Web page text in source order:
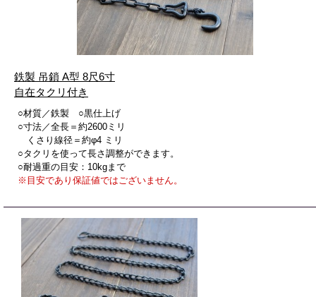
鉄製 吊鎖 A型 8尺6寸
自在タクリ付き
○材質／鉄製 ○黒仕上げ
○寸法／全長＝約2600ミリ
くさり線径＝約φ4 ミリ
○タクリを使って長さ調整ができます。
○耐過重の目安：10kgまで
※目安であり保証値ではございません。